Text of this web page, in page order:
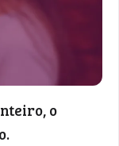
o